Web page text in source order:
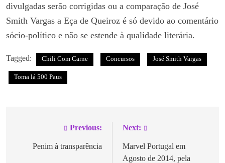
divulgadas serão corrigidas ou a comparação de José
Smith Vargas a Eça de Queiroz é só devido ao comentário
sócio-político e não se estende à qualidade literária.
Tagged: Chili Com Carne Concursos José Smith Vargas
Toma lá 500 Paus
Previous:
Penim à transparência
Next:
Marvel Portugal em
Agosto de 2014, pela